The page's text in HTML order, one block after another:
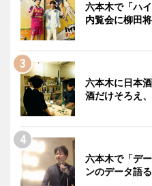
六本木で「ハ
内覧会に柳田
六本木に日本
酒だけそろえ
六本木で「デ
ンのデータ語